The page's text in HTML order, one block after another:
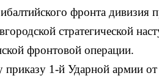
фронта дивизия
стратегической
фронтовой операции.
приказу 1-й Ударной армии